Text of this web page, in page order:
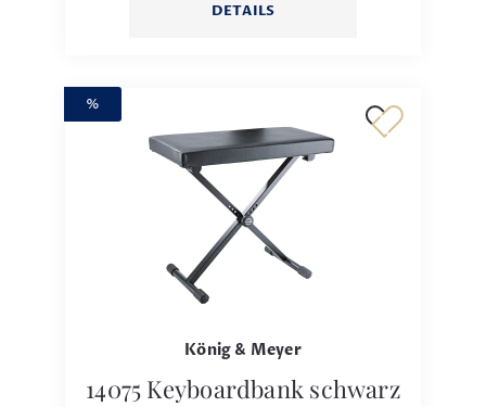
DETAILS
%
König & Meyer
14075 Keyboardbank schwarz